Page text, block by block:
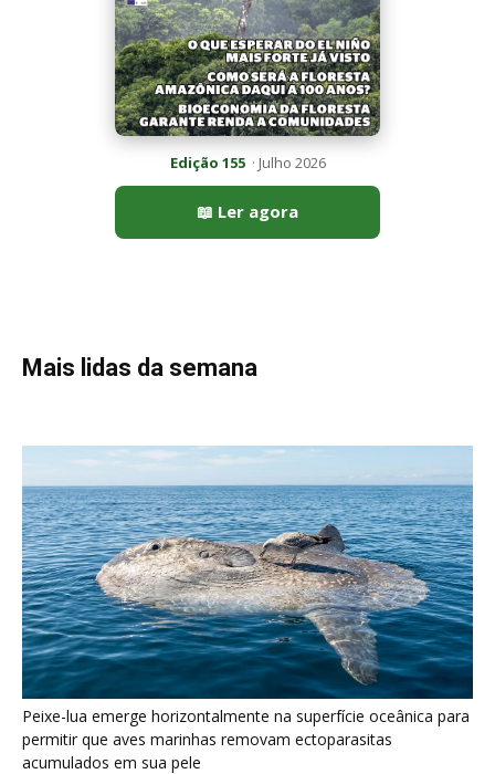
Peixe-lua emerge horizontalmente na superfície oceânica para
permitir que aves marinhas removam ectoparasitas
Seriema utiliza pernas longas e arremessa serpentes contra
rochas para subjugar presas peçonhentas nos campos